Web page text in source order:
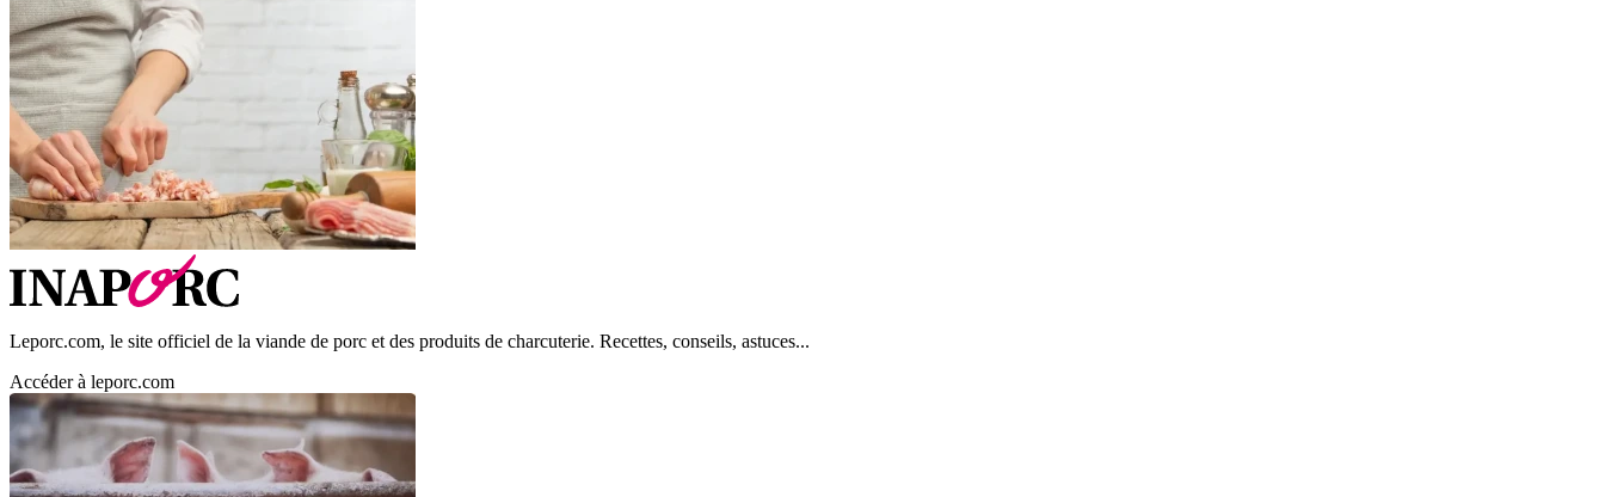
Leporc.com, le site officiel de la viande de porc et des produits de charcuterie. Recettes, conseils, astuces...
Accéder à leporc.com